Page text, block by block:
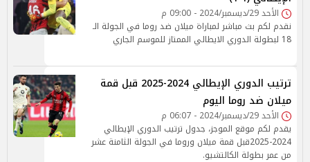
الأحد 29/ديسمبر/2024 - 09:00 م
نقدم لكم بث مباشر لمباراة ميلان ضد روما في الجولة الـ
18 لبطولة الدوري الايطالي الممتاز للموسم الجاري
ترتيب الدوري الإيطالي 2024-2025 قبل قمة
ميلان ضد روما اليوم
الأحد 29/ديسمبر/2024 - 06:07 م
يقدم لكم موقع الموجز، جدول ترتيب الدوري الإيطالي
2024-2025قبل قمة ميلان وروما في الجولة الثامنة عشر
من عمر بطولة الكالتشيو.